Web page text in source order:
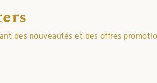
des nouveautés et des offres